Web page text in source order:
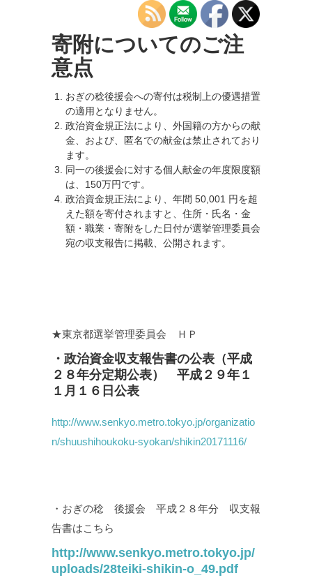
寄附についてのご注
意点
おぎの稔後援会への寄付は税制上の優遇措置
の適用となりません。
政治資金規正法により、外国籍の方からの献
金、および、匿名での献金は禁止されており
ます。
同一の後援会に対する個人献金の年度限度額
は、150万円です。
政治資金規正法により、年間 50,001 円を超
えた額を寄付されますと、住所・氏名・金
額・職業・寄附をした日付が選挙管理委員会
宛の収支報告に掲載、公開されます。
★東京都選挙管理委員会 ＨＰ
・政治資金収支報告書の公表（平成
２８年分定期公表） 平成２９年１
１月１６日公表
http://www.senkyo.metro.tokyo.jp/organizatio
n/shuushihoukoku-syokan/shikin20171116/
・おぎの稔 後援会 平成２８年分 収支報
告書はこちら
http://www.senkyo.metro.tokyo.jp/
uploads/28teiki-shikin-o_49.pdf